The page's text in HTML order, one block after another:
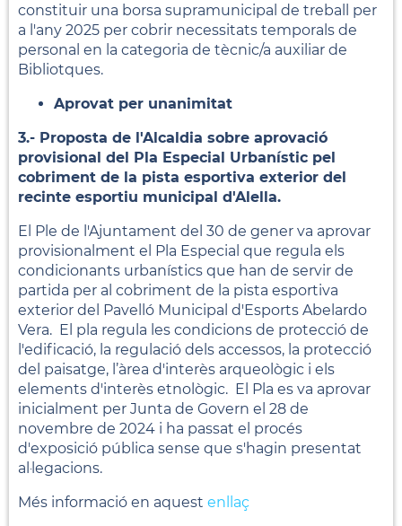
constituir una borsa supramunicipal de treball per
a l'any 2025 per cobrir necessitats temporals de
personal en la categoria de tècnic/a auxiliar de
Bibliotques.
Aprovat per unanimitat
3.- Proposta de l'Alcaldia sobre aprovació
provisional del Pla Especial Urbanístic pel
cobriment de la pista esportiva exterior del
recinte esportiu municipal d'Alella.
El Ple de l'Ajuntament del 30 de gener va aprovar
provisionalment el Pla Especial que regula els
condicionants urbanístics que han de servir de
partida per al cobriment de la pista esportiva
exterior del Pavelló Municipal d'Esports Abelardo
Vera. El pla regula les condicions de protecció de
l'edificació, la regulació dels accessos, la protecció
del paisatge, l’àrea d'interès arqueològic i els
elements d'interès etnològic. El Pla es va aprovar
inicialment per Junta de Govern el 28 de
novembre de 2024 i ha passat el procés
d'exposició pública sense que s'hagin presentat
al·legacions.
Més informació en aquest enllaç